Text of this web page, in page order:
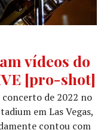
vídeos do
[pro-shot]
de 2022 no
em Las Vegas,
contou com